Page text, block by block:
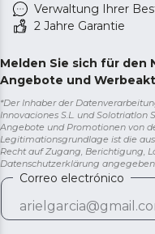
Verwaltung Ihrer
2 Jahre Garantie
Melden Sie sich für den
Angebote und
*Der Inhaber der
Innovaciones S.L. und Solotriatlon
Angebote und Promotionen von
Legitimationsgrundlage ist die
Recht auf Zugang, Berichtigung,
Datenschutzerklärung angegeben.
Correo electrónico